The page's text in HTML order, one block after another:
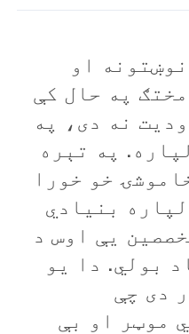
او
په حال کې
نه دی، په
په تېره
خو خورا
بنيادي
یې اوس د
بولي. دا يو
دی چې
موټر او بې